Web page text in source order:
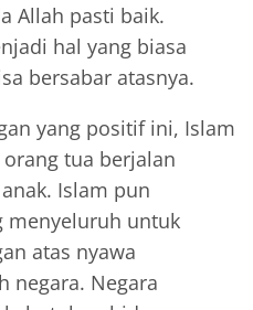
Allah pasti baik.
hal yang biasa
bersabar atasnya.
yang positif ini, Islam
tua berjalan
Islam pun
menyeluruh untuk
atas nyawa
negara. Negara